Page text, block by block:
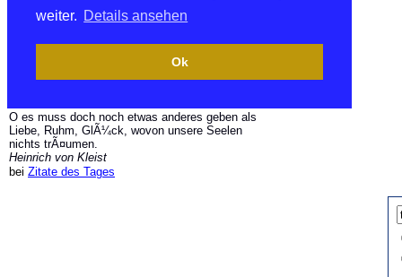
weiter. Details ansehen
Ok
O es muss doch noch etwas anderes geben als
Liebe, Ruhm, GlÃ¼ck, wovon unsere Seelen
nichts trÃ¤umen.
Heinrich von Kleist
bei Zitate des Tages